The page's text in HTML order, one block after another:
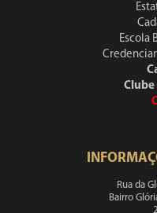
Escola
Clube
Rua da
Bairro